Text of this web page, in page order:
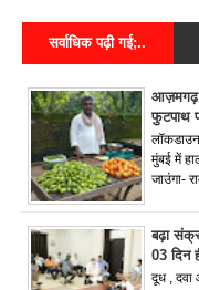
सर्वाधिक पढ़ी गई;..
आज़मगढ़:
फुटपाथ
मुंबई में
जाउंगा-
बढ़ा
03 दिन
दूध , दवा